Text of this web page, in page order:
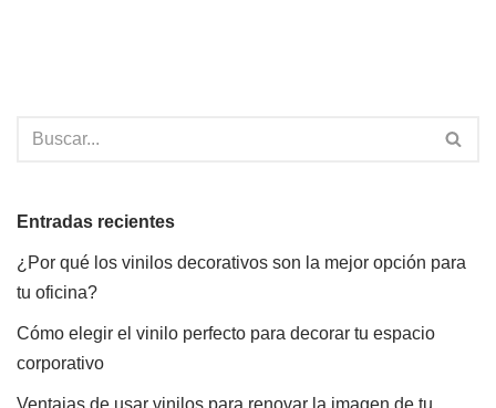
Entradas recientes
¿Por qué los vinilos decorativos son la mejor opción para
tu oficina?
Cómo elegir el vinilo perfecto para decorar tu espacio
corporativo
Ventajas de usar vinilos para renovar la imagen de tu